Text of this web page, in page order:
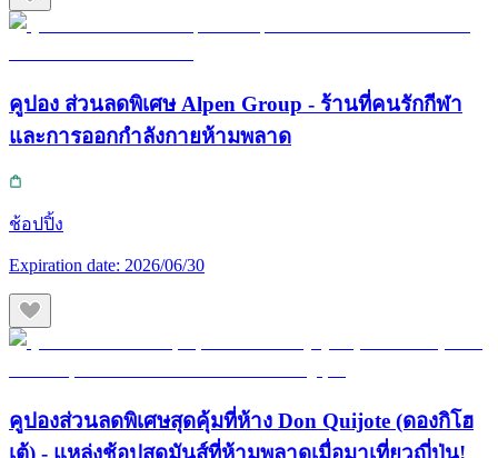
คูปอง ส่วนลดพิเศษ Alpen Group - ร้านที่คนรักกีฬา
และการออกกำลังกายห้ามพลาด
ช้อปปิ้ง
Expiration date: 2026/06/30
คูปองส่วนลดพิเศษสุดคุ้มที่ห้าง Don Quijote (ดองกิโฮ
เต้) - แหล่งช้อปสุดมันส์ที่ห้ามพลาดเมื่อมาเที่ยวญี่ปุ่น!